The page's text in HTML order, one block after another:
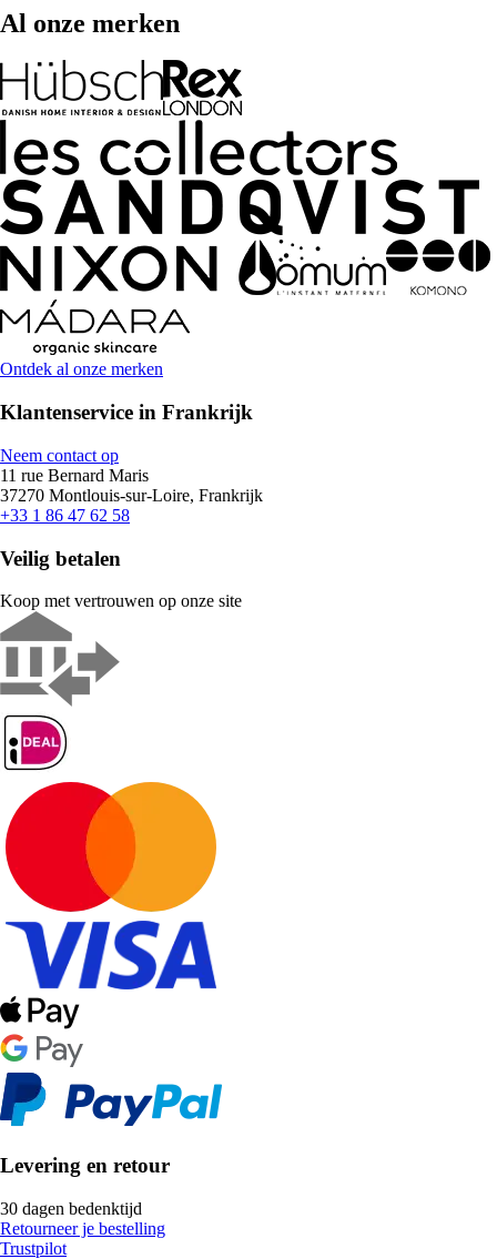
Al onze merken
Ontdek al onze merken
Klantenservice in Frankrijk
Neem contact op
11 rue Bernard Maris
37270 Montlouis-sur-Loire, Frankrijk
+33 1 86 47 62 58
Veilig betalen
Koop met vertrouwen op onze site
Levering en retour
30 dagen bedenktijd
Retourneer je bestelling
Trustpilot